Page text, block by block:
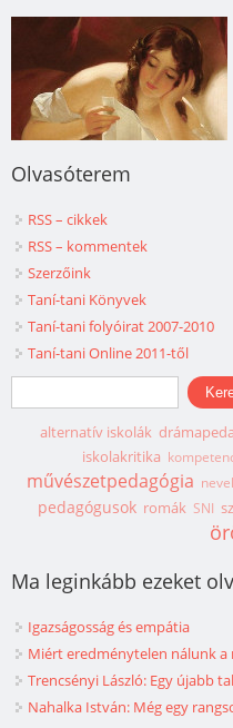
Olvasóterem
RSS – cikkek
RSS – kommentek
Szerzőink
Taní-tani Könyvek
Taní-tani folyóirat 2007-2010
Taní-tani Online 2011-től
Keresés űrlap
Keresés
alternatív iskolák
iskolakritika
művészetpedagógia
pedagógusok romák SNI
Ma leginkább ezeket
Igazságosság és empátia
Miért eredménytelen nálunk a
Trencsényi László: Egy újabb
Nahalka István: Még egy